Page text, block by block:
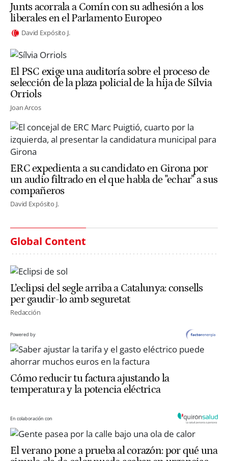
Junts acorrala a Comín con su adhesión a los
liberales en el Parlamento Europeo
David Expósito J.
El PSC exige una auditoría sobre el proceso de
selección de la plaza policial de la hija de Sílvia
Orriols
Joan Arcos
ERC expedienta a su candidato en Girona por
un audio filtrado en el que habla de "echar" a sus
compañeros
David Expósito J.
Global Content
L’eclipsi del segle arriba a Catalunya: consells
per gaudir-lo amb seguretat
Redacción
Powered by
Cómo reducir tu factura ajustando la
temperatura y la potencia eléctrica
En colaboración con
El verano pone a prueba al corazón: por qué una